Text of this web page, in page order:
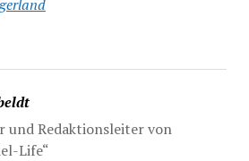
und Redaktionsleiter von
Life“